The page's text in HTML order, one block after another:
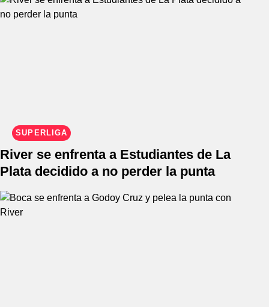
SUPERLIGA
River se enfrenta a Estudiantes de La
Plata decidido a no perder la punta